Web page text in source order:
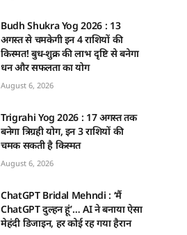
Budh Shukra Yog 2026 : 13
अगस्त से चमकेगी इन 4 राशियों की
किस्मत! बुध-शुक्र की लाभ दृष्टि से बनेगा
धन और सफलता का योग
August 6, 2026
Trigrahi Yog 2026 : 17 अगस्त तक
बनेगा त्रिग्रही योग, इन 3 राशियों की
चमक सकती है किस्मत
August 6, 2026
ChatGPT Bridal Mehndi : ‘मैं
ChatGPT दुल्हन हूं’… AI ने बनाया ऐसा
मेहंदी डिजाइन, हर कोई रह गया हैरान